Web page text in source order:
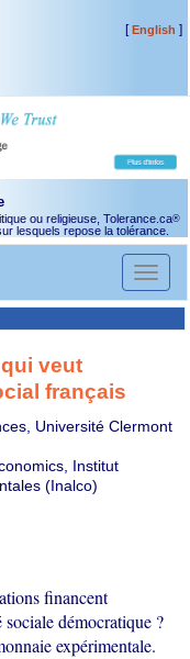
[English ]
ou religieuse, Tolerance.ca®
lesquels repose la tolérance.
Toggle
veut
français
Université Clermont
Institut
(Inalco)
financent
démocratique ?
expérimentale.